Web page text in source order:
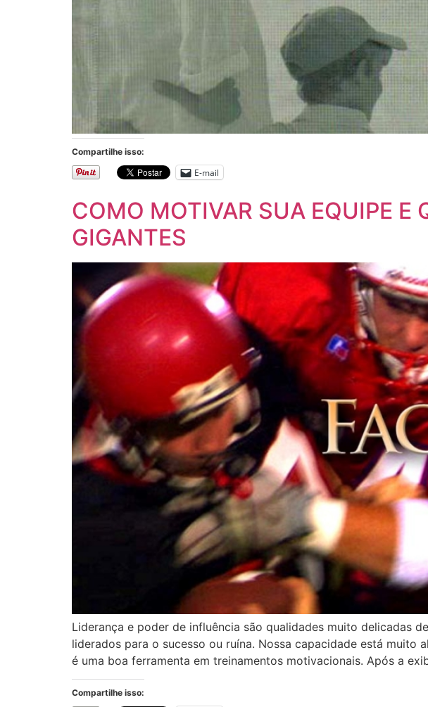
Compartilhe isso:
E-mail
COMO MOTIVAR SUA EQUIPE E
GIGANTES
Liderança e poder de influência são qualidades muito delicadas
liderados para o sucesso ou ruína. Nossa capacidade está
é uma boa ferramenta em treinamentos motivacionais. Após a
Compartilhe isso: